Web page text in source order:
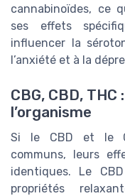
cannabinoïdes, ce
ses effets
influencer la
l’anxiété et à la
CBG, CBD,
l’organisme
Si le CBD et le
communs, leurs
identiques. Le
propriétés